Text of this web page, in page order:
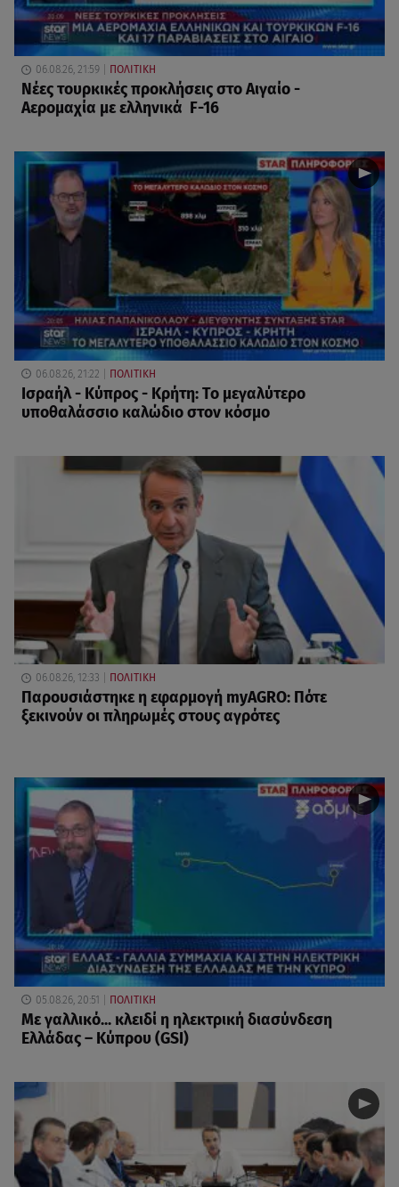
06.08.26, 21:59 ΠΟΛΙΤΙΚΗ
Νέες τουρκικές προκλήσεις στο Αιγαίο -
Αερομαχία με ελληνικά F-16
06.08.26, 21:22 ΠΟΛΙΤΙΚΗ
Ισραήλ - Κύπρος - Κρήτη: Το μεγαλύτερο
υποθαλάσσιο καλώδιο στον κόσμο
06.08.26, 12:33 ΠΟΛΙΤΙΚΗ
Παρουσιάστηκε η εφαρμογή myAGRO: Πότε
ξεκινούν οι πληρωμές στους αγρότες
05.08.26, 20:51 ΠΟΛΙΤΙΚΗ
Με γαλλικό... κλειδί η ηλεκτρική διασύνδεση
Ελλάδας – Κύπρου (GSI)